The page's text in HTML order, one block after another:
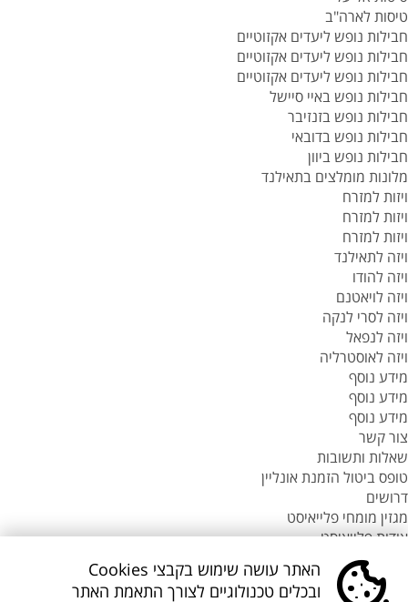
טיסות לארה"ב
חבילות נופש ליעדים אקזוטיים
חבילות נופש ליעדים אקזוטיים
חבילות נופש ליעדים אקזוטיים
חבילות נופש באיי סיישל
חבילות נופש בזנזיבר
חבילות נופש בדובאי
חבילות נופש ביוון
מלונות מומלצים בתאילנד
ויזות למזרח
ויזות למזרח
ויזות למזרח
ויזה לתאילנד
ויזה להודו
ויזה לויאטנם
ויזה לסרי לנקה
ויזה לנפאל
ויזה לאוסטרליה
מידע נוסף
מידע נוסף
מידע נוסף
צור קשר
שאלות ותשובות
טופס ביטול הזמנת אונליין
דרושים
מגזין מומחי פלייאיסט
אודות פלייאיסט
סניפי flyeast בעולם
סניפי flyeast בעולם
האתר עושה שימוש בקבצי Cookies
ובכלים טכנולוגיים לצורך התאמת האתר